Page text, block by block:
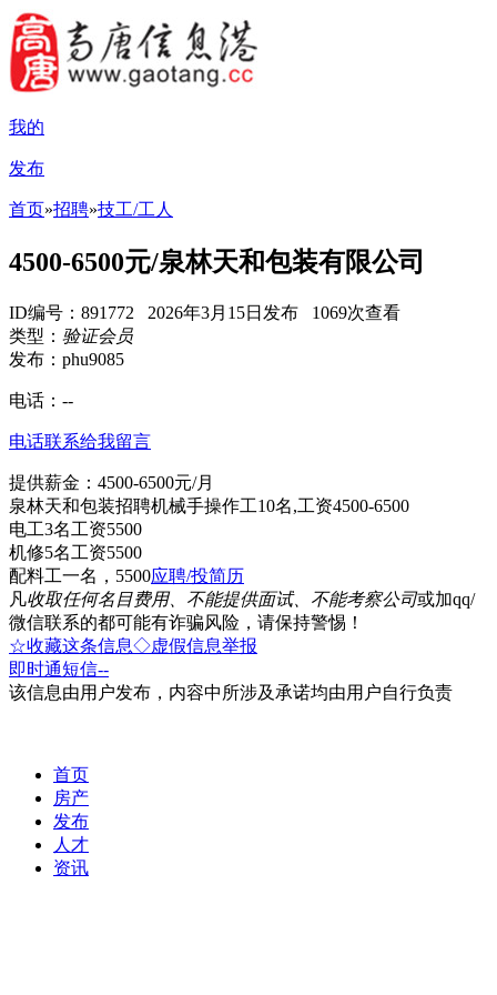
我的
发布
首页»招聘»技工/工人
4500-6500元/泉林天和包装有限公司
ID编号：891772 2026年3月15日发布 1069次查看
类型： 验证会员
发布：phu9085
电话： --
电话联系给我留言
提供薪金：4500-6500元/月
泉林天和包装招聘机械手操作工10名,工资4500-6500
电工3名工资5500
机修5名工资5500
配料工一名，5500应聘/投简历
凡收取任何名目费用、不能提供面试、不能考察公司或加qq/
微信联系的都可能有诈骗风险，请保持警惕！
☆收藏这条信息◇虚假信息举报
即时通短信--
该信息由用户发布，内容中所涉及承诺均由用户自行负责
首页
房产
发布
人才
资讯